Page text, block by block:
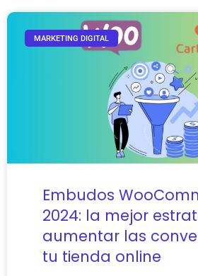
MARKETING DIGITAL
Embudos
2024: la mejor
aumentar las
tu tienda online